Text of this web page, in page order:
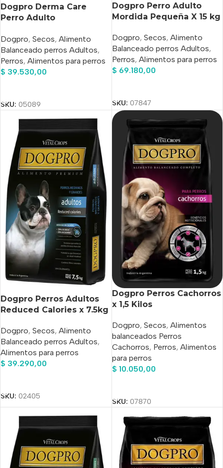
Dogpro Derma Care
Perro Adulto
7.5 Kg
Dogpro, Secos, Alimento
Balanceado perros Adultos,
Perros, Alimentos para perros
$ 39.530,00
SKU: 05089
Dogpro Perro Adulto
Mordida Pequeña X 15 kg
Dogpro, Secos, Alimento
Balanceado perros Adultos,
Perros, Alimentos para perros
$ 69.180,00
SKU: 07847
Dogpro Perros Adultos
Reduced Calories x 7.5kg
Dogpro, Secos, Alimento
Balanceado perros Adultos,
Alimentos para perros
$ 39.290,00
SKU: 02405
Dogpro Perros Cachorros
x 1,5 Kilos
Dogpro, Secos, Alimentos
balanceados Perros
Cachorros, Perros, Alimentos
para perros
$ 10.050,00
SKU: 07870